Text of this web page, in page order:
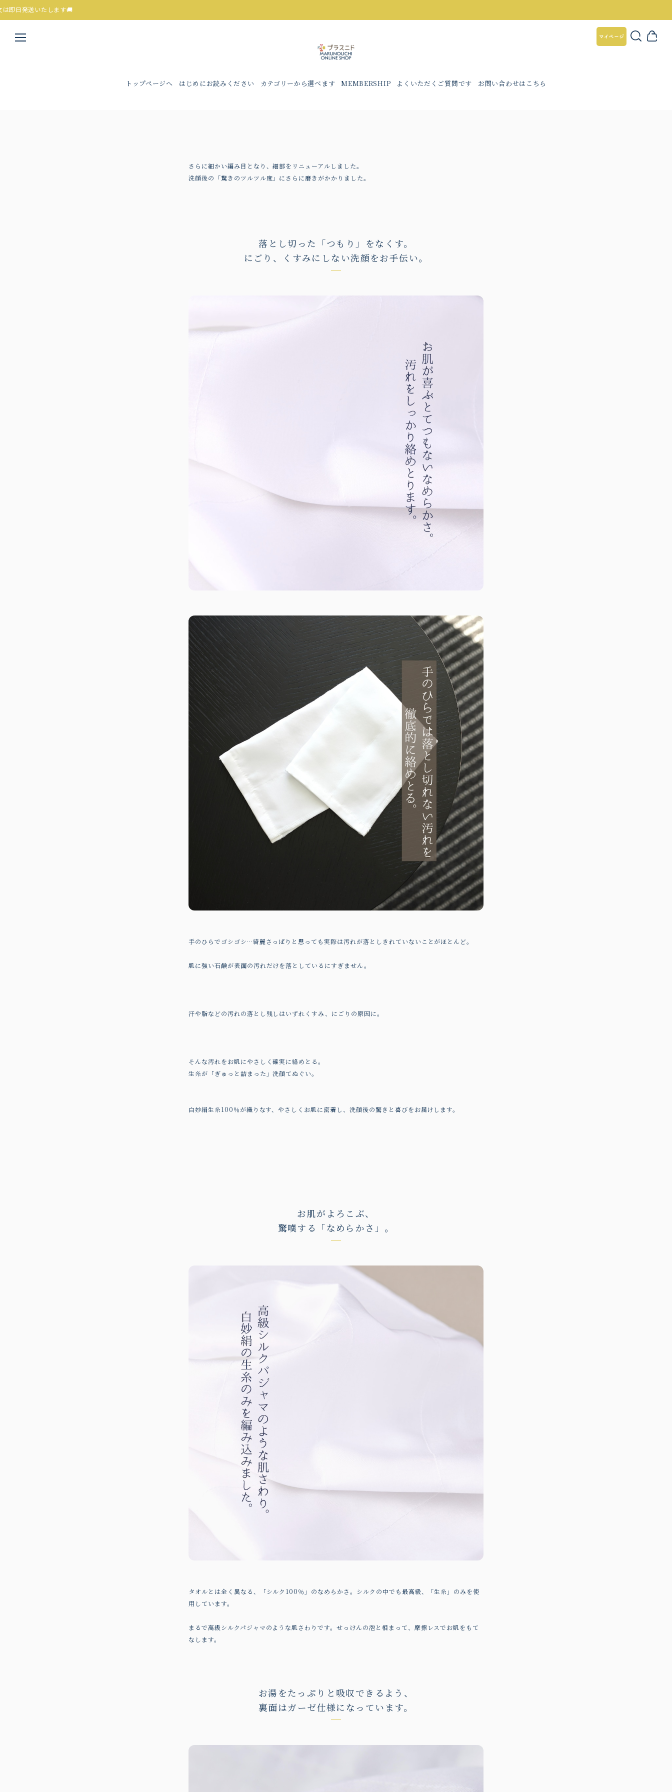
🚚
トップページへ はじめにお読みください カテゴリーから選べます MEMBERSHIP よくいただくご質問です お問い合わせはこちら
さらに細かい編み目となり、細部をリニューアルしました。
洗顔後の「驚きのツルツル度」にさらに磨きがかかりました。
落とし切った「つもり」をなくす。
にごり、くすみにしない洗顔をお手伝い。
手のひらでゴシゴシ…綺麗さっぱりと思っても実際は汚れが落としきれていないことがほとんど。
肌に強い石鹸が表面の汚れだけを落としているにすぎません。
汗や脂などの汚れの落とし残しはいずれくすみ、にごりの原因に。
そんな汚れをお肌にやさしく確実に絡めとる。
生糸が「ぎゅっと詰まった」洗顔てぬぐい。
白妙絹生糸100％が織りなす、やさしくお肌に密着し、洗顔後の驚きと喜びをお届けします。
お肌がよろこぶ、
驚嘆する「なめらかさ」。
タオルとは全く異なる、「シルク100％」のなめらかさ。シルクの中でも最高級、「生糸」のみを使
用しています。
まるで高級シルクパジャマのような肌さわりです。せっけんの泡と相まって、摩擦レスでお肌をもて
なします。
お湯をたっぷりと吸収できるよう、
裏面はガーゼ仕様になっています。